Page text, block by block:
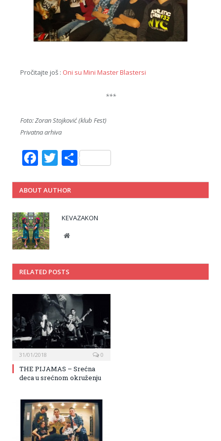
Pročitajte još : Oni su Mini Master Blastersi
***
Foto: Zoran Stojković (klub Fest)
Privatna arhiva
Facebook
Twitter
Share
ABOUT AUTHOR
KEVAZAKON
Website
RELATED POSTS
31/01/2018 0
THE PIJAMAS – Srećna
deca u srećnom okruženju